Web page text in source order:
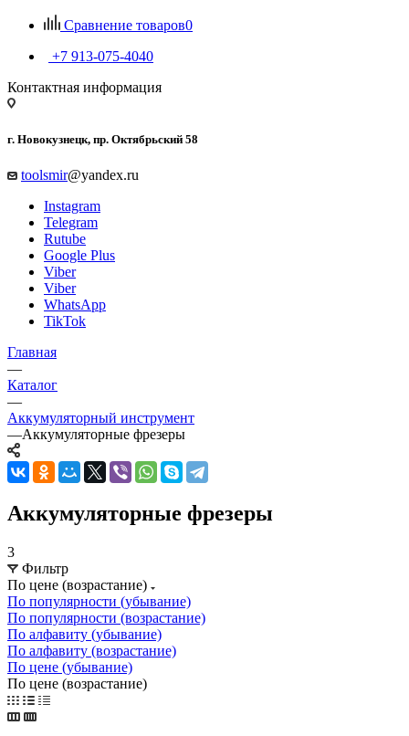
Сравнение товаров0
+7 913-075-4040
Контактная информация
г. Новокузнецк, пр. Октябрьский 58
toolsmir@yandex.ru
Instagram
Telegram
Rutube
Google Plus
Viber
Viber
WhatsApp
TikTok
Главная
—
Каталог
—
Аккумуляторный инструмент
—Аккумуляторные фрезеры
Аккумуляторные фрезеры
3
Фильтр
По цене (возрастание)
По популярности (убывание)
По популярности (возрастание)
По алфавиту (убывание)
По алфавиту (возрастание)
По цене (убывание)
По цене (возрастание)